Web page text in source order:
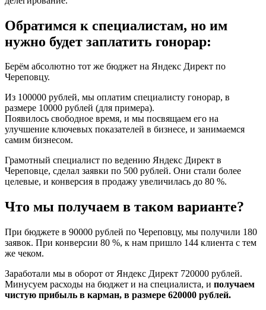
Обратимся к специалистам, но им
нужно будет заплатить гонорар:
Берём абсолютно тот же бюджет на Яндекс Директ по
Череповцу.
Из 100000 рублей, мы оплатим специалисту гонорар, в
размере 10000 рублей (для примера).
Появилось свободное время, и мы посвящаем его на
улучшение ключевых показателей в бизнесе, и занимаемся
самим бизнесом.
Грамотный специалист по ведению Яндекс Директ в
Череповце, сделал заявки по 500 рублей. Они стали более
целевые, и конверсия в продажу увеличилась до 80 %.
Что мы получаем в таком варианте?
При бюджете в 90000 рублей по Череповцу, мы получили 180
заявок. При конверсии 80 %, к нам пришло 144 клиента с тем
же чеком.
Заработали мы в оборот от Яндекс Директ 720000 рублей.
Минусуем расходы на бюджет и на специалиста, и получаем
чистую прибыль в карман, в размере 620000 рублей.